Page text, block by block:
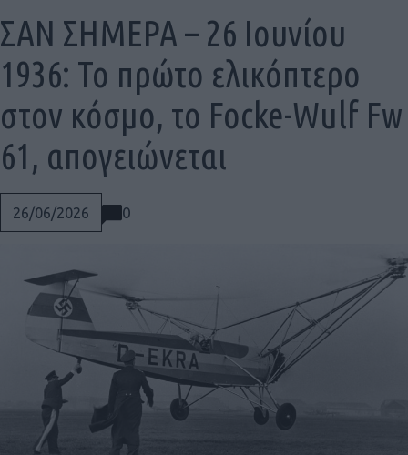
26/06/2026 0
ΣΑΝ ΣΗΜΕΡΑ – 26 Ιουνίου
1936: Το πρώτο ελικόπτερο
στον κόσμο, το Focke-Wulf Fw
61, απογειώνεται